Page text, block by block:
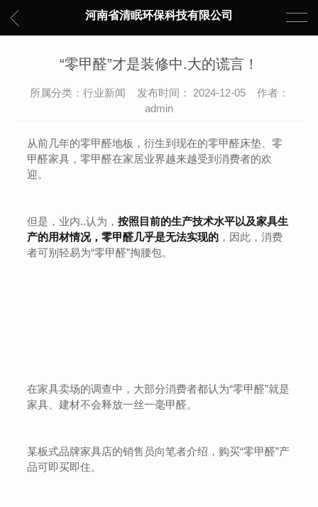
河南省清眠环保科技有限公司
“零甲醛”才是装修中.大的谎言！
所属分类：行业新闻 发布时间： 2024-12-05 作者：
admin
从前几年的零甲醛地板，衍生到现在的零甲醛床垫、零
甲醛家具，零甲醛在家居业界越来越受到消费者的欢
迎。
但是，业内..认为，按照目前的生产技术水平以及家具生
产的用材情况，零甲醛几乎是无法实现的 ，因此，消费
者可别轻易为“零甲醛”掏腰包。
在家具卖场的调查中，大部分消费者都认为“零甲醛”就是
家具、建材不会释放一丝一毫甲醛。
某板式品牌家具店的销售员向笔者介绍，购买“零甲醛”产
品可即买即住。